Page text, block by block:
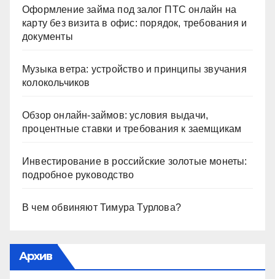
Оформление займа под залог ПТС онлайн на
карту без визита в офис: порядок, требования и
документы
Музыка ветра: устройство и принципы звучания
колокольчиков
Обзор онлайн-займов: условия выдачи,
процентные ставки и требования к заемщикам
Инвестирование в российские золотые монеты:
подробное руководство
В чем обвиняют Тимура Турлова?
Архив